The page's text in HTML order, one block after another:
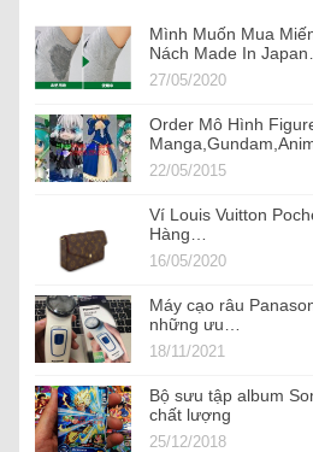
Mình Muốn Mua
Nách Made In
27/05/2020
Order Mô Hình
22/05/2015
Ví Louis Vuitton
Hàng…
16/05/2020
Máy cạo râu
những ưu…
18/11/2021
Bộ sưu tập album
chất lượng
25/12/2018